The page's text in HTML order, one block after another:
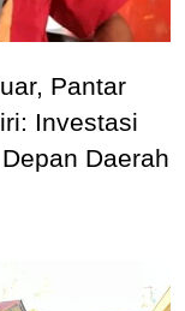
Pantar
Investasi
Daerah